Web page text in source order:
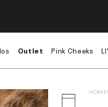
Outlet Pink Cheeks
HOME